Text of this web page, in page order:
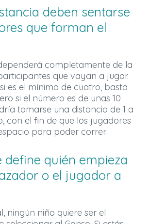
deben sentarse
que forman el
completamente de la
que vayan a jugar.
es el mínimo de cuatro, basta
si el número es de unas 10
tomarse una distancia de 1 a
con el fin de que los jugadores
para poder correr.
define quién empieza
o el jugador a
ningún niño quiere ser el